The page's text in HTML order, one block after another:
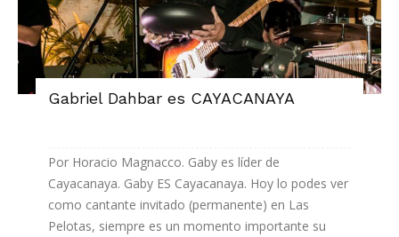
Gabriel Dahbar es CAYACANAYA
Por Horacio Magnacco. Gaby es líder de
Cayacanaya. Gaby ES Cayacanaya. Hoy lo podes ver
como cantante invitado (permanente) en Las
Pelotas, siempre es un momento importante su